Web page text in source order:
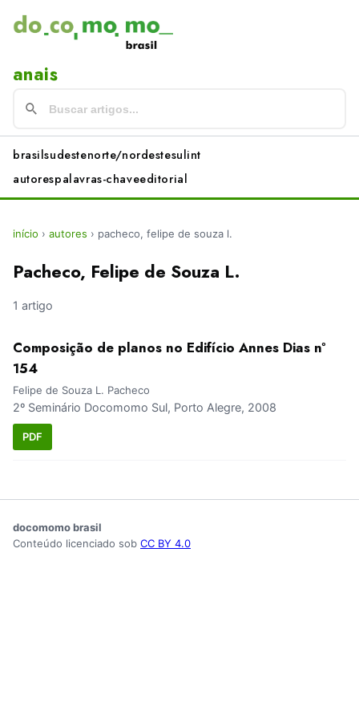
anais
brasilsudestenorte/nordestesulint
autorespalavras-chaveeditorial
início › autores › pacheco, felipe de souza l.
Pacheco, Felipe de Souza L.
1 artigo
Composição de planos no Edifício Annes Dias nº
154
Felipe de Souza L. Pacheco
2º Seminário Docomomo Sul, Porto Alegre, 2008
PDF
docomomo brasil
Conteúdo licenciado sob CC BY 4.0